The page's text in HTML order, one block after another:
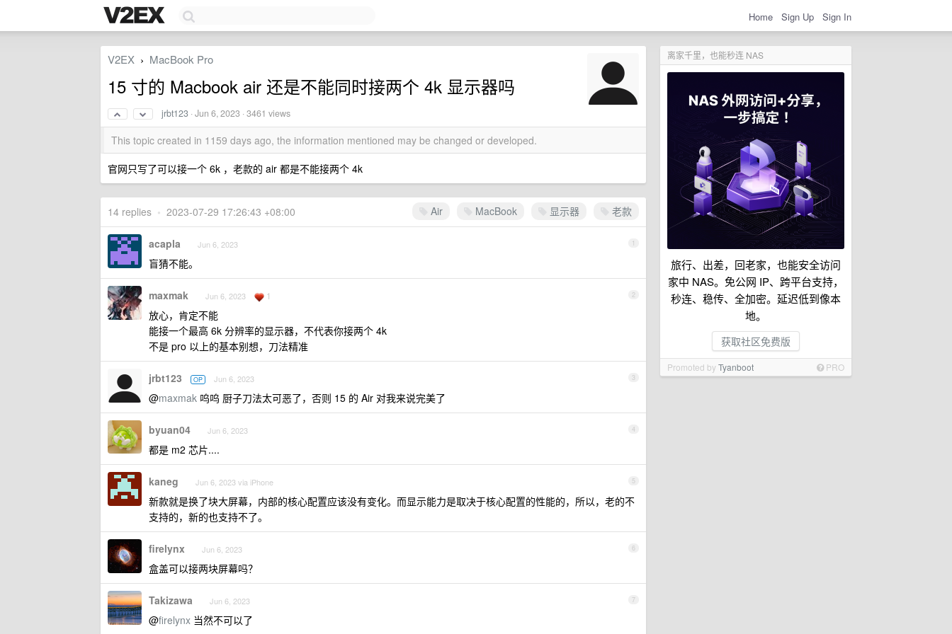
Home Sign Up Sign In
离家千里，也能秒连 NAS
旅行、出差，回老家，也能安全访问
家中 NAS。免公网 IP、跨平台支持，
秒连、稳传、全加密。延迟低到像本
地。
获取社区免费版
Promoted byTyanboot PRO
V2EX › MacBook Pro
15 寸的 Macbook air 还是不能同时接两个 4k 显示器吗
jrbt123 ·Jun 6, 2023 · 3461 views
This topic created in 1159 days ago, the information mentioned may be changed or developed.
官网只写了可以接一个 6k ，老款的 air 都是不能接两个 4k
Air MacBook 显示器 老款
14 replies • 2023-07-29 17:26:43 +08:00
1
acapla Jun 6, 2023
盲猜不能。
2
maxmak Jun 6, 2023 1
放心，肯定不能
能接一个最高 6k 分辨率的显示器，不代表你接两个 4k
不是 pro 以上的基本别想，刀法精准
3
jrbt123 OP Jun 6, 2023
@maxmak 呜呜 厨子刀法太可恶了，否则 15 的 Air 对我来说完美了
4
byuan04 Jun 6, 2023
都是 m2 芯片....
5
kaneg Jun 6, 2023 via iPhone
新款就是换了块大屏幕，内部的核心配置应该没有变化。而显示能力是取决于核心配置的性能的，所以，老的不
支持的，新的也支持不了。
6
firelynx Jun 6, 2023
盒盖可以接两块屏幕吗？
7
Takizawa Jun 6, 2023
@firelynx 当然不可以了